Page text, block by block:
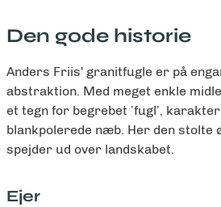
Den gode historie
Anders Friis' granitfugle er på
abstraktion. Med meget enkle
et tegn for begrebet ’fugl’,
blankpolerede næb. Her den stolte
spejder ud over landskabet.
Ejer